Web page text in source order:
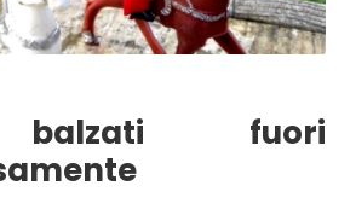
fuori